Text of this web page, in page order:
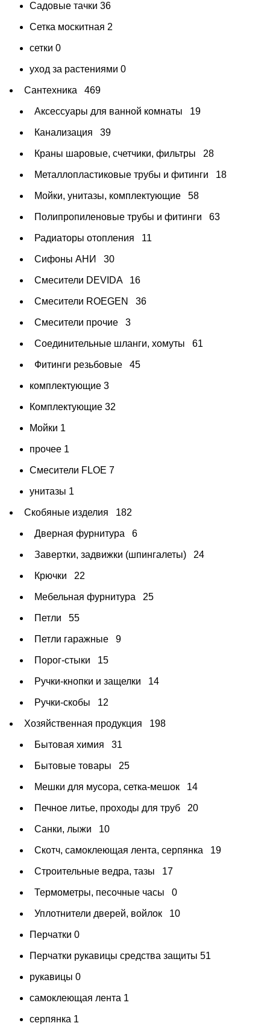
Садовые тачки 36
Сетка москитная 2
сетки 0
уход за растениями 0
Сантехника 469
Аксессуары для ванной комнаты 19
Канализация 39
Краны шаровые, счетчики, фильтры 28
Металлопластиковые трубы и фитинги 18
Мойки, унитазы, комплектующие 58
Полипропиленовые трубы и фитинги 63
Радиаторы отопления 11
Сифоны АНИ 30
Смесители DEVIDA 16
Смесители ROEGEN 36
Смесители прочие 3
Соединительные шланги, хомуты 61
Фитинги резьбовые 45
комплектующие 3
Комплектующие 32
Мойки 1
прочее 1
Смесители FLOE 7
унитазы 1
Скобяные изделия 182
Дверная фурнитура 6
Завертки, задвижки (шпингалеты) 24
Крючки 22
Мебельная фурнитура 25
Петли 55
Петли гаражные 9
Порог-стыки 15
Ручки-кнопки и защелки 14
Ручки-скобы 12
Хозяйственная продукция 198
Бытовая химия 31
Бытовые товары 25
Мешки для мусора, сетка-мешок 14
Печное литье, проходы для труб 20
Санки, лыжи 10
Скотч, самоклеющая лента, серпянка 19
Строительные ведра, тазы 17
Термометры, песочные часы 0
Уплотнители дверей, войлок 10
Перчатки 0
Перчатки рукавицы средства защиты 51
рукавицы 0
самоклеющая лента 1
серпянка 1